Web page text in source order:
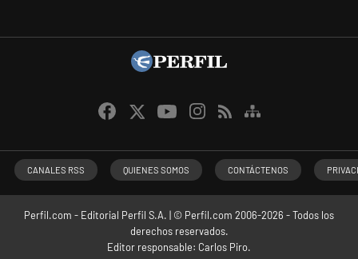
CANALES RSS QUIENES SOMOS CONTÁCTENOS
Perfil.com - Editorial Perfil S.A. | © Perfil.com 2006-2026 - Todos los
derechos reservados.
Editor responsable: Carlos Piro.